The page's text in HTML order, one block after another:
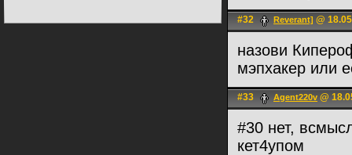
#32 Reverant] @
назови
мэпхакер или
#33 Agent220v @
#30 нет,
кет4упом